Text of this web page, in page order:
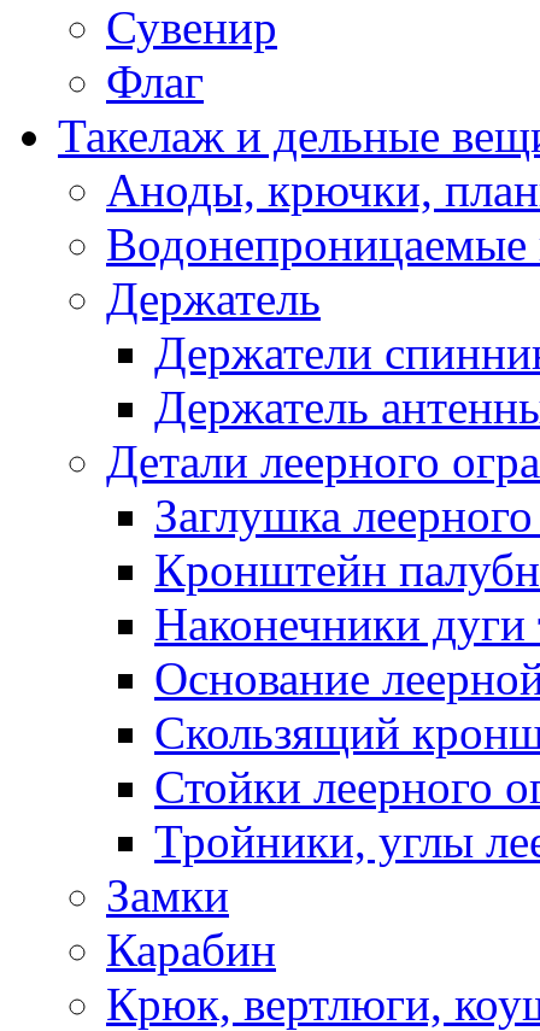
Сувенир
Флаг
Такелаж и дельные
Аноды, крючки,
Водонепроницаемые
Держатель
Держатели
Держатель
Детали леерного
Заглушка
Кронштейн
Наконечники дуги
Основание
Скользящий
Стойки леерного
Тройники, углы
Замки
Карабин
Крюк, вертлюги,